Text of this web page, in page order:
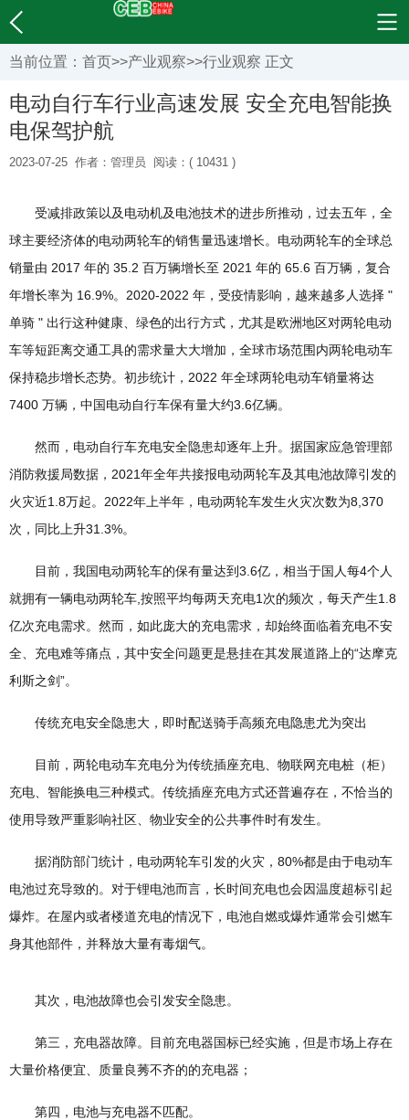
当前位置： 首页>>产业观察>>行业观察 正文
电动自行车行业高速发展 安全充电智能换
电保驾护航
2023-07-25 作者：管理员 阅读：( 10431 )
受减排政策以及电动机及电池技术的进步所推动，过去五年，全
球主要经济体的电动两轮车的销售量迅速增长。电动两轮车的全球总
销量由 2017 年的 35.2 百万辆增长至 2021 年的 65.6 百万辆，复合
年增长率为 16.9%。2020-2022 年，受疫情影响，越来越多人选择 "
单骑 " 出行这种健康、绿色的出行方式，尤其是欧洲地区对两轮电动
车等短距离交通工具的需求量大大增加，全球市场范围内两轮电动车
保持稳步增长态势。初步统计，2022 年全球两轮电动车销量将达
7400 万辆，中国电动自行车保有量大约3.6亿辆。
然而，电动自行车充电安全隐患却逐年上升。据国家应急管理部
消防救援局数据，2021年全年共接报电动两轮车及其电池故障引发的
火灾近1.8万起。2022年上半年，电动两轮车发生火灾次数为8,370
次，同比上升31.3%。
目前，我国电动两轮车的保有量达到3.6亿，相当于国人每4个人
就拥有一辆电动两轮车,按照平均每两天充电1次的频次，每天产生1.8
亿次充电需求。然而，如此庞大的充电需求，却始终面临着充电不安
全、充电难等痛点，其中安全问题更是悬挂在其发展道路上的“达摩克
利斯之剑”。
传统充电安全隐患大，即时配送骑手高频充电隐患尤为突出
目前，两轮电动车充电分为传统插座充电、物联网充电桩（柜）
充电、智能换电三种模式。传统插座充电方式还普遍存在，不恰当的
使用导致严重影响社区、物业安全的公共事件时有发生。
据消防部门统计，电动两轮车引发的火灾，80%都是由于电动车
电池过充导致的。对于锂电池而言，长时间充电也会因温度超标引起
爆炸。在屋内或者楼道充电的情况下，电池自燃或爆炸通常会引燃车
身其他部件，并释放大量有毒烟气。
其次，电池故障也会引发安全隐患。
第三，充电器故障。目前充电器国标已经实施，但是市场上存在
大量价格便宜、质量良莠不齐的的充电器；
第四，电池与充电器不匹配。